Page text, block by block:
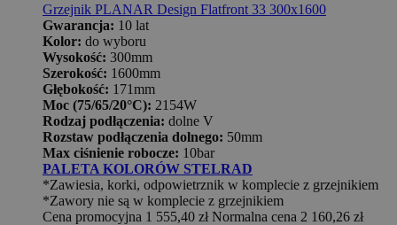
Grzejnik PLANAR Design Flatfront 33 300x1600
Gwarancja: 10 lat
Kolor: do wyboru
Wysokość: 300mm
Szerokość: 1600mm
Głębokość: 171mm
Moc (75/65/20°C): 2154W
Rodzaj podłączenia: dolne V
Rozstaw podłączenia dolnego: 50mm
Max ciśnienie robocze: 10bar
PALETA KOLORÓW STELRAD
*Zawiesia, korki, odpowietrznik w komplecie z grzejnikiem
*Zawory nie są w komplecie z grzejnikiem
Cena promocyjna 1 555,40 zł Normalna cena 2 160,26 zł